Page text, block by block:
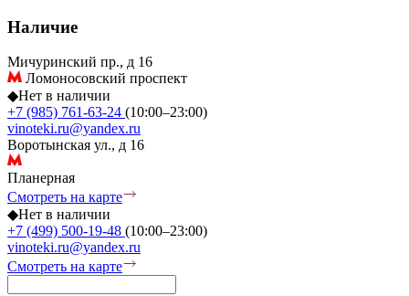
Наличие
Мичуринский пр., д 16
Ломоносовский проспект
◆Нет в наличии
+7 (985) 761-63-24 (10:00–23:00)
vinoteki.ru@yandex.ru
Воротынская ул., д 16
Планерная
Смотреть на карте
◆Нет в наличии
+7 (499) 500-19-48 (10:00–23:00)
vinoteki.ru@yandex.ru
Смотреть на карте